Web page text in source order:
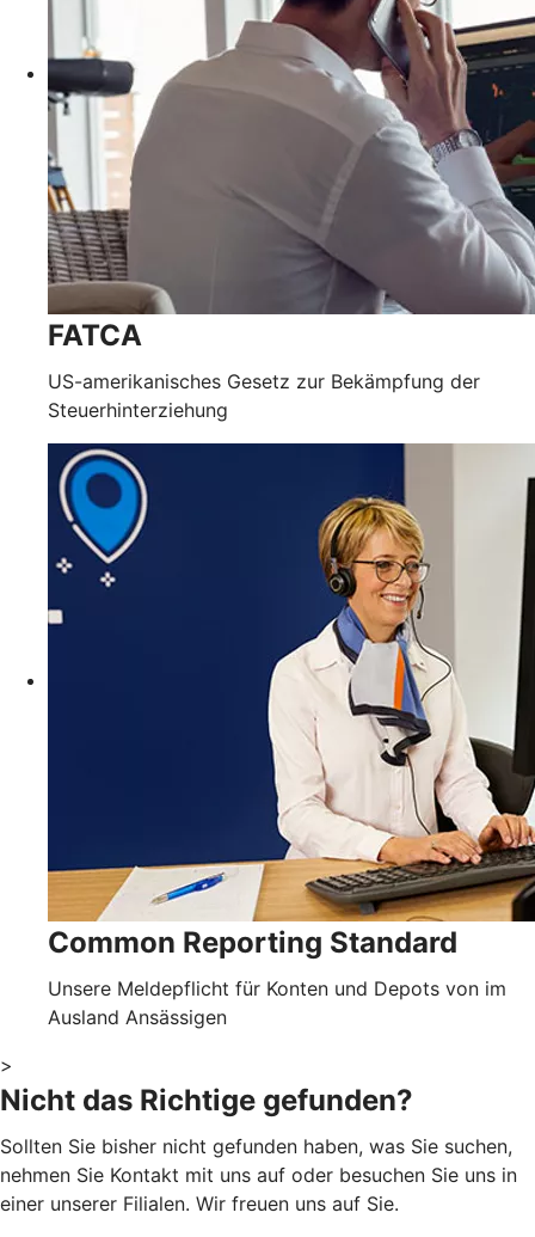
FATCA
US-amerikanisches Gesetz zur Bekämpfung der
Steuerhinterziehung
Common Reporting Standard
Unsere Meldepflicht für Konten und Depots von im
Ausland Ansässigen
>
Nicht das Richtige gefunden?
Sollten Sie bisher nicht gefunden haben, was Sie suchen,
nehmen Sie Kontakt mit uns auf oder besuchen Sie uns in
einer unserer Filialen. Wir freuen uns auf Sie.